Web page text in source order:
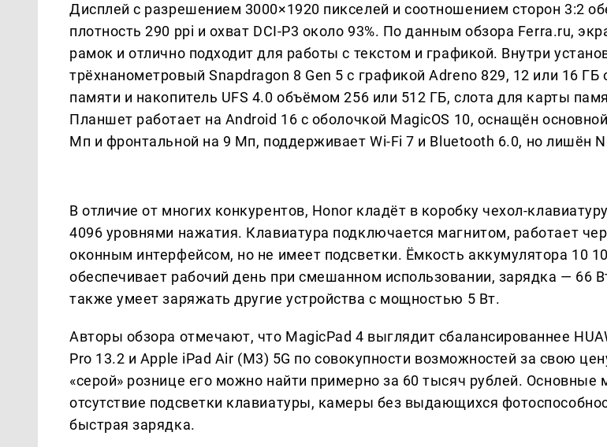
Дисплей с разрешением 3000×1920 пикселей и соотношением сторон 3:2
плотность 290 ppi и охват DCI-P3 около 93%. По данным обзора Ferra.ru,
рамок и отлично подходит для работы с текстом и графикой. Внутри
трёхнанометровый Snapdragon 8 Gen 5 с графикой Adreno 829, 12 или 16 ГБ
памяти и накопитель UFS 4.0 объёмом 256 или 512 ГБ, слота для карты
Планшет работает на Android 16 с оболочкой MagicOS 10, оснащён
Мп и фронтальной на 9 Мп, поддерживает Wi-Fi 7 и Bluetooth 6.0, но лишён
В отличие от многих конкурентов, Honor кладёт в коробку чехол-
4096 уровнями нажатия. Клавиатура подключается магнитом, работает
оконным интерфейсом, но не имеет подсветки. Ёмкость аккумулятора 10
обеспечивает рабочий день при смешанном использовании, зарядка — 66
также умеет заряжать другие устройства с мощностью 5 Вт.
Авторы обзора отмечают, что MagicPad 4 выглядит сбалансированнее
Pro 13.2 и Apple iPad Air (M3) 5G по совокупности возможностей за свою
«серой» рознице его можно найти примерно за 60 тысяч рублей. Основные
отсутствие подсветки клавиатуры, камеры без выдающихся
быстрая зарядка.